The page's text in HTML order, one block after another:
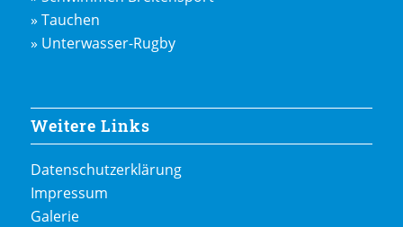
» Tauchen
» Unterwasser-Rugby
Weitere Links
Datenschutzerklärung
Impressum
Galerie